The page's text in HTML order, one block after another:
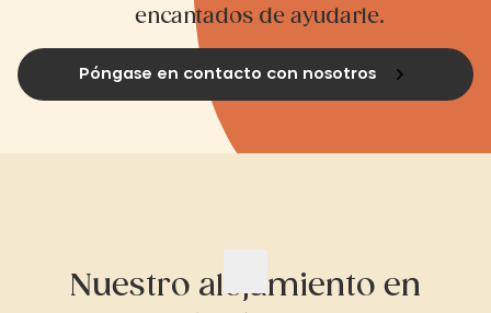
encantados de ayudarle.
Póngase en contacto con nosotros
Nuestro alojamiento en